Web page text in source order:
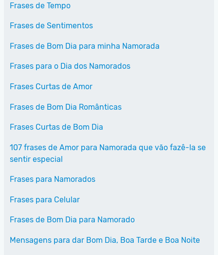
Frases de Tempo
Frases de Sentimentos
Frases de Bom Dia para minha Namorada
Frases para o Dia dos Namorados
Frases Curtas de Amor
Frases de Bom Dia Românticas
Frases Curtas de Bom Dia
107 frases de Amor para Namorada que vão fazê-la se
sentir especial
Frases para Namorados
Frases para Celular
Frases de Bom Dia para Namorado
Mensagens para dar Bom Dia, Boa Tarde e Boa Noite